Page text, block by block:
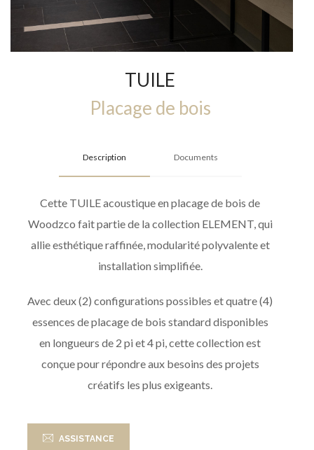
TUILE
Placage de bois
Description Documents
Cette TUILE acoustique en placage de bois de
Woodzco fait partie de la collection ELEMENT, qui
allie esthétique raffinée, modularité polyvalente et
installation simplifiée.
Avec deux (2) configurations possibles et quatre (4)
essences de placage de bois standard disponibles
en longueurs de 2 pi et 4 pi, cette collection est
conçue pour répondre aux besoins des projets
créatifs les plus exigeants.
ASSISTANCE